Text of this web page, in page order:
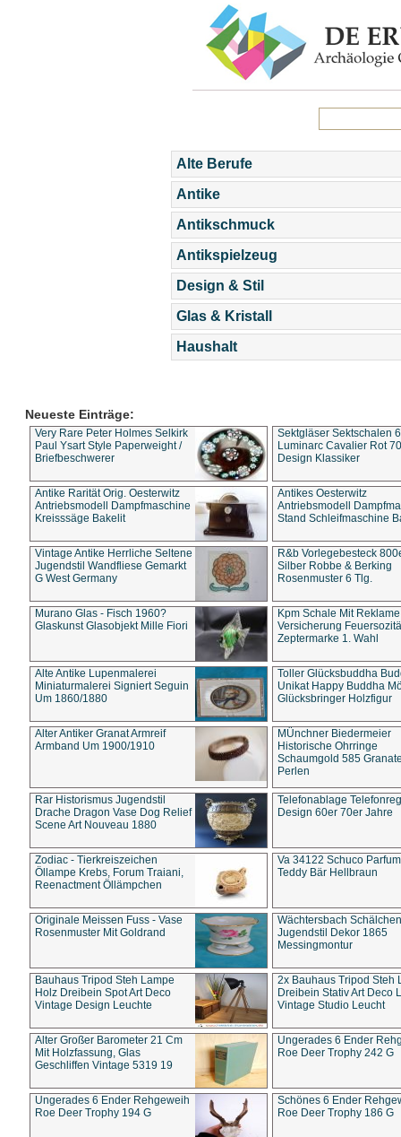
Alte Berufe
Antike
Antikschmuck
Antikspielzeug
Design & Stil
Glas & Kristall
Haushalt
Neueste Einträge:
Very Rare Peter Holmes Selkirk
Paul Ysart Style Paperweight /
Briefbeschwerer
Sektgläser Sektschalen
Luminarc Cavalier Rot
Design Klassiker
Antike Rarität Orig. Oesterwitz
Antriebsmodell Dampfmaschine
Kreisssäge Bakelit
Antikes Oesterwitz
Antriebsmodell
Stand Schleifmaschine
Vintage Antike Herrliche Seltene
Jugendstil Wandfliese Gemarkt
G West Germany
R&b Vorlegebesteck
Silber Robbe & Berking
Rosenmuster 6 Tlg.
Murano Glas - Fisch 1960?
Glaskunst Glasobjekt Mille Fiori
Kpm Schale Mit Reklame
Versicherung
Zeptermarke 1. Wahl
Alte Antike Lupenmalerei
Miniaturmalerei Signiert Seguin
Um 1860/1880
Toller Glücksbuddha
Unikat Happy Buddha
Glücksbringer Holzfigur
Alter Antiker Granat Armreif
Armband Um 1900/1910
MÜnchner Biedermeier
Historische Ohrringe
Schaumgold 585
Perlen
Rar Historismus Jugendstil
Drache Dragon Vase Dog Relief
Scene Art Nouveau 1880
Telefonablage
Design 60er 70er Jahre
Zodiac - Tierkreiszeichen
Öllampe Krebs, Forum Traiani,
Reenactment Öllämpchen
Va 34122 Schuco
Teddy Bär Hellbraun
Originale Meissen Fuss - Vase
Rosenmuster Mit Goldrand
Wächtersbach Schälchen
Jugendstil Dekor 1865
Messingmontur
Bauhaus Tripod Steh Lampe
Holz Dreibein Spot Art Deco
Vintage Design Leuchte
2x Bauhaus Tripod Steh
Dreibein Stativ Art Deco
Vintage Studio Leucht
Alter Großer Barometer 21 Cm
Mit Holzfassung, Glas
Geschliffen Vintage 5319 19
Ungerades 6 Ender
Roe Deer Trophy 242 G
Ungerades 6 Ender Rehgeweih
Roe Deer Trophy 194 G
Schönes 6 Ender
Roe Deer Trophy 186 G